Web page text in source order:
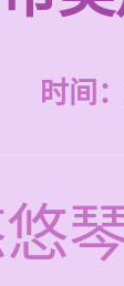
时间